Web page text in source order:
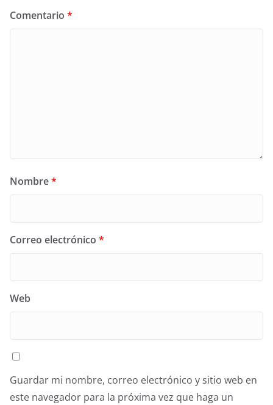
Comentario *
Nombre*
Correo electrónico *
Web
Guardar mi nombre, correo electrónico y sitio web en
este navegador para la próxima vez que haga un